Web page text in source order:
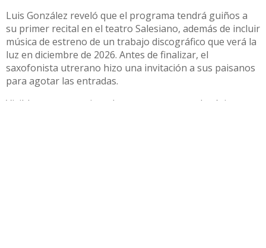
Luis González reveló que el programa tendrá guiños a
su primer recital en el teatro Salesiano, además de incluir
música de estreno de un trabajo discográfico que verá la
luz en diciembre de 2026. Antes de finalizar, el
saxofonista utrerano hizo una invitación a sus paisanos
para agotar las entradas.
Visiblemente emocionado por su regreso, el músico